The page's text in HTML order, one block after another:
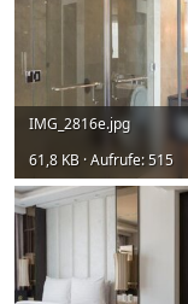
IMG_2816e.jpg
61,8 KB · Aufrufe: 515